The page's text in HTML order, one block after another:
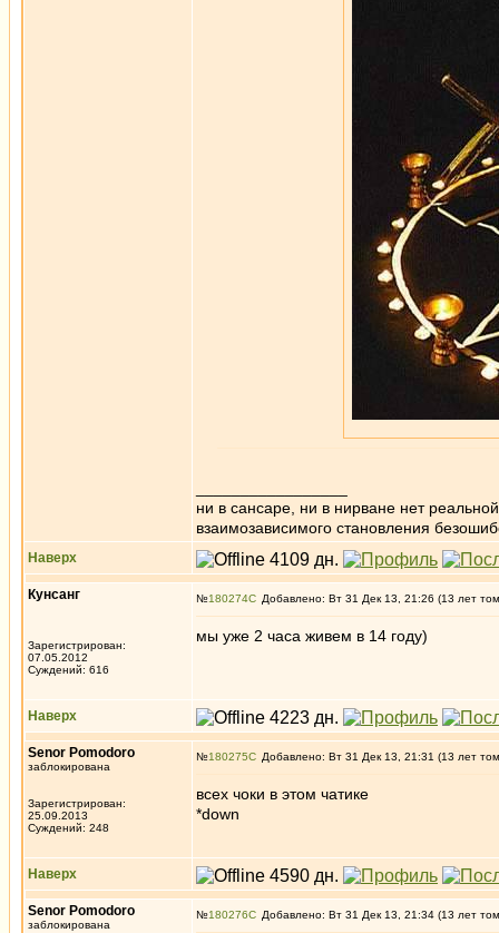
ни в сансаре, ни в нирване нет
взаимозависимого становления
Наверх
Кунсанг
Зарегистрирован:
07.05.2012
Суждений: 616
№180274 Добавлено: Вт 31 Дек 13, 21:26 (13 лет
мы уже 2 часа живем в 14 году)
Наверх
Senor Pomodoro
заблокирована
Зарегистрирован:
25.09.2013
Суждений: 248
№180275 Добавлено: Вт 31 Дек 13, 21:31 (13 лет
всех чоки в этом чатике
*down
Наверх
Senor Pomodoro
заблокирована
№180276 Добавлено: Вт 31 Дек 13, 21:34 (13 лет